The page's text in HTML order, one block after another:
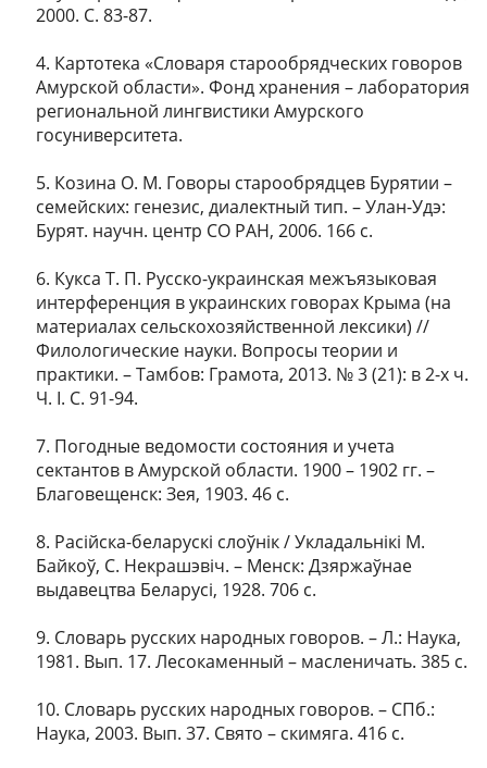
2000. С. 83-87.
4. Картотека «Словаря старообрядческих говоров
Амурской области». Фонд хранения – лаборатория
региональной лингвистики Амурского
госуниверситета.
5. Козина О. М. Говоры старообрядцев Бурятии –
семейских: генезис, диалектный тип. – Улан-Удэ:
Бурят. научн. центр СО РАН, 2006. 166 с.
6. Кукса Т. П. Русско-украинская межъязыковая
интерференция в украинских говорах Крыма (на
материалах сельскохозяйственной лексики) //
Филологические науки. Вопросы теории и
практики. – Тамбов: Грамота, 2013. № 3 (21): в 2-х ч.
Ч. I. C. 91-94.
7. Погодные ведомости состояния и учета
сектантов в Амурской области. 1900 – 1902 гг. –
Благовещенск: Зея, 1903. 46 с.
8. Расійска-беларускі слоўнік / Укладальнікі М.
Байкоў, С. Некрашэвіч. – Менск: Дзяржаўнае
выдавецтва Беларусі, 1928. 706 с.
9. Словарь русских народных говоров. – Л.: Наука,
1981. Вып. 17. Лесокаменный – масленичать. 385 с.
10. Словарь русских народных говоров. – СПб.:
Наука, 2003. Вып. 37. Свято – скимяга. 416 с.